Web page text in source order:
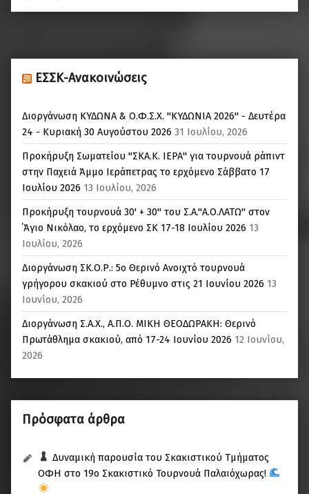
ΕΣΣΚ-Ανακοινώσεις
Διοργάνωση ΚΥΔΩΝΑ & Ο.Φ.Σ.Χ. "ΚΥΔΩΝΙΑ 2026" - Δευτέρα
24 - Κυριακή 30 Αυγούστου 2026 31 Ιουλίου, 2026
Προκήρυξη Σωματείου "ΣΚΑ.Κ. ΙΕΡΑ" για τουρνουά ράπιντ
στην Παχειά Άμμο Ιεράπετρας το ερχόμενο Σάββατο 17
Ιουλίου 2026 13 Ιουλίου, 2026
Προκήρυξη τουρνουά 30' + 30'' του Σ.Α."Α.Ο.ΛΑΤΩ" στον
΄Άγιο Νικόλαο, το ερχόμενο ΣΚ 17-18 Ιουλίου 2026 13
Ιουλίου, 2026
Διοργάνωση ΣΚ.Ο.Ρ.: 5o Θερινό Ανοιχτό τουρνουά
γρήγορου σκακιού στο Ρέθυμνο στις 21 Ιουνίου 2026 13
Ιουνίου, 2026
Διοργάνωση Σ.Α.Χ., Α.Π.Ο. ΜΙΚΗ ΘΕΟΔΩΡΑΚΗ: Θερινό
Πρωτάθλημα σκακιού, από 17-24 Ιουνίου 2026 12 Ιουνίου,
2026
Πρόσφατα άρθρα
Δυναμική παρουσία του Σκακιστικού Τμήματος
ΟΦΗ στο 19ο Σκακιστικό Τουρνουά Παλαιόχωρας!